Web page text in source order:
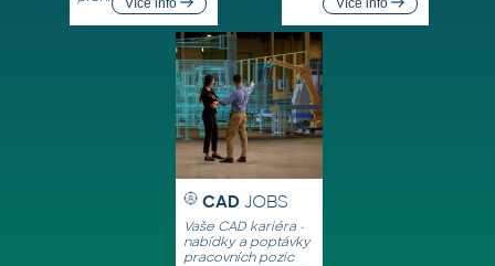
Více info
Více info
CAD JOBS
Vaše CAD kariéra -
nabídky a poptávky
pracovních pozic